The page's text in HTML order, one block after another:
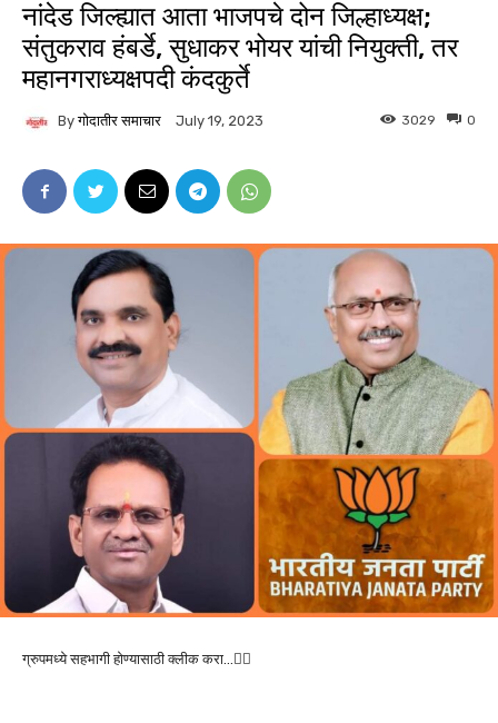
नांदेड जिल्ह्यात आता भाजपचे दोन जिल्हाध्यक्ष;
संतुकराव हंबर्डे, सुधाकर भोयर यांची नियुक्ती, तर
महानगराध्यक्षपदी कंदकुर्ते
By गोदातीर समाचार July 19, 2023 0
3029
ग्रुपमध्ये सहभागी होण्यासाठी क्लीक करा…👆🏻